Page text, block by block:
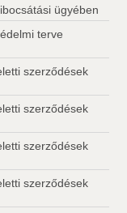
ügyében
terve
szerződések
szerződések
szerződések
szerződések